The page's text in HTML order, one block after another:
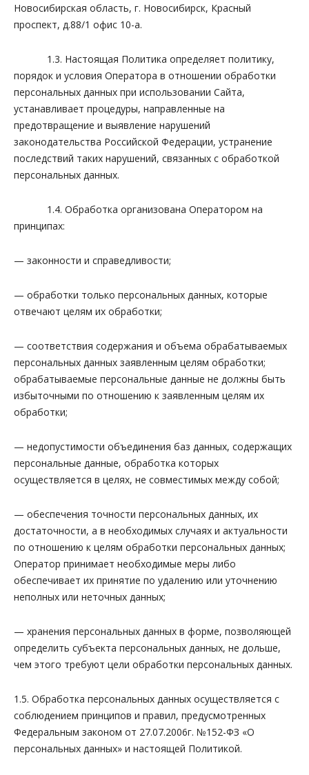
Новосибирская область, г. Новосибирск, Красный
проспект, д.88/1 офис 10-а.
1.3. Настоящая Политика определяет политику,
порядок и условия Оператора в отношении обработки
персональных данных при использовании Сайта,
устанавливает процедуры, направленные на
предотвращение и выявление нарушений
законодательства Российской Федерации, устранение
последствий таких нарушений, связанных с обработкой
персональных данных.
1.4. Обработка организована Оператором на
принципах:
— законности и справедливости;
— обработки только персональных данных, которые
отвечают целям их обработки;
— соответствия содержания и объема обрабатываемых
персональных данных заявленным целям обработки;
обрабатываемые персональные данные не должны быть
избыточными по отношению к заявленным целям их
обработки;
— недопустимости объединения баз данных, содержащих
персональные данные, обработка которых
осуществляется в целях, не совместимых между собой;
— обеспечения точности персональных данных, их
достаточности, а в необходимых случаях и актуальности
по отношению к целям обработки персональных данных;
Оператор принимает необходимые меры либо
обеспечивает их принятие по удалению или уточнению
неполных или неточных данных;
— хранения персональных данных в форме, позволяющей
определить субъекта персональных данных, не дольше,
чем этого требуют цели обработки персональных данных.
1.5. Обработка персональных данных осуществляется с
соблюдением принципов и правил, предусмотренных
Федеральным законом от 27.07.2006г. №152-ФЗ «О
персональных данных» и настоящей Политикой.